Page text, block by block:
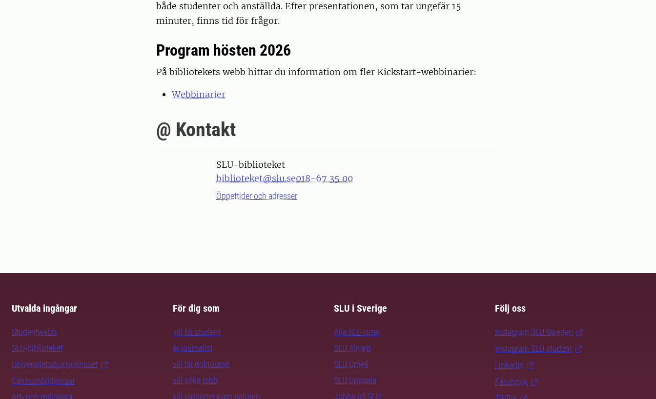
både studenter och anställda. Efter presentationen, som tar ungefär 15
minuter, finns tid för frågor.
Program hösten 2026
På bibliotekets webb hittar du information om fler Kickstart-webbinarier:
Webbinarier
@ Kontakt
SLU-biblioteket
biblioteket@slu.se018-67 35 00
Öppettider och adresser
Utvalda ingångar
Studentwebb
SLU-biblioteket
Universitetsdjursjukhuset
Centrumbildningar
Art- och miljödata
För dig som
vill bli student
är journalist
vill bli doktorand
vill söka jobb
vill rapportera om naturen
SLU i Sverige
Alla SLU-orter
SLU Alnarp
SLU Umeå
SLU Uppsala
Jobba på SLU
Följ oss
Instagram SLU.Sweden
Instagram SLU.student
LinkedIn
Facebook